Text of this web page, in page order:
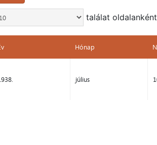
találat oldalanként
Hónap
július